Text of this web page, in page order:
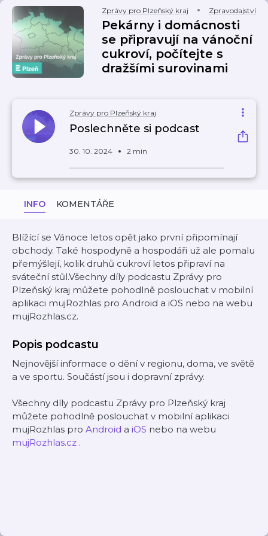
Zprávy pro Plzeňský kraj Zpravodajství
Pekárny i domácnosti
se připravují na vánoční
cukroví, počítejte s
dražšími surovinami
Zprávy pro Plzeňský kraj
Poslechněte si podcast
30. 10. 2024 2 min
INFO KOMENTÁŘE
Blížící se Vánoce letos opět jako první připomínají
obchody. Také hospodyně a hospodáři už ale pomalu
přemýšlejí, kolik druhů cukroví letos připraví na
sváteční stůl.Všechny díly podcastu Zprávy pro
Plzeňský kraj můžete pohodlně poslouchat v mobilní
aplikaci mujRozhlas pro Android a iOS nebo na webu
mujRozhlas.cz.
Popis podcastu
Nejnovější informace o dění v regionu, doma, ve světě
a ve sportu. Součástí jsou i dopravní zprávy.
Všechny díly podcastu Zprávy pro Plzeňský kraj
můžete pohodlně poslouchat v mobilní aplikaci
mujRozhlas pro Android a iOS nebo na webu
mujRozhlas.cz .